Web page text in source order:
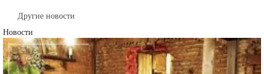
Новости